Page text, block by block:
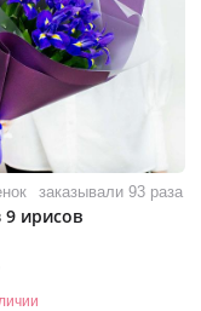
заказывали 93 раза
9 ирисов